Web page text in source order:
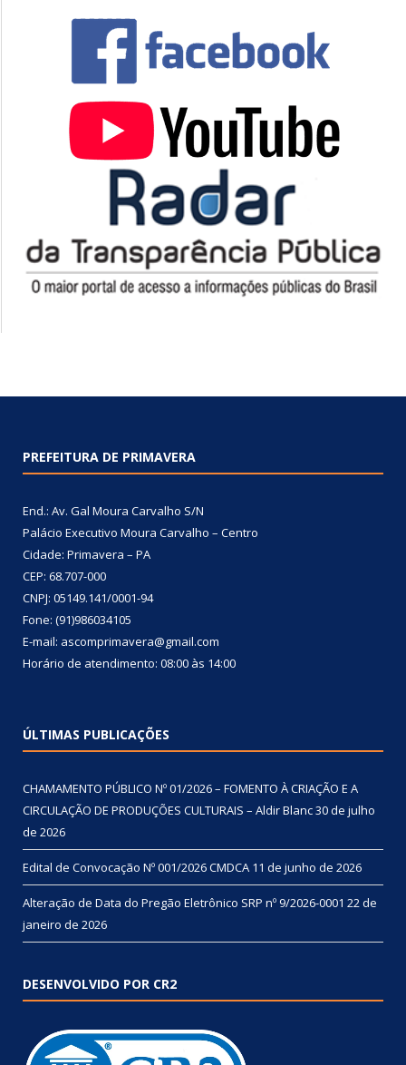
PREFEITURA DE PRIMAVERA
End.: Av. Gal Moura Carvalho S/N
Palácio Executivo Moura Carvalho – Centro
Cidade: Primavera – PA
CEP: 68.707-000
CNPJ: 05149.141/0001-94
Fone: (91)986034105
E-mail: ascomprimavera@gmail.com
Horário de atendimento: 08:00 às 14:00
ÚLTIMAS PUBLICAÇÕES
CHAMAMENTO PÚBLICO Nº 01/2026 – FOMENTO À CRIAÇÃO E A
CIRCULAÇÃO DE PRODUÇÕES CULTURAIS – Aldir Blanc30 de julho
de 2026
Edital de Convocação Nº 001/2026 CMDCA 11 de junho de 2026
Alteração de Data do Pregão Eletrônico SRP nº 9/2026-0001 22 de
janeiro de 2026
DESENVOLVIDO POR CR2